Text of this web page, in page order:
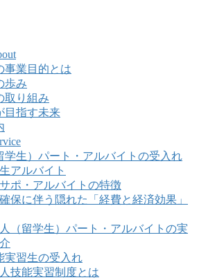
事業目的とは
歩み
取り組み
目指す未来
学生）パート・アルバイトの受入れ
アルバイト
ポ・アルバイトの特徴
保に伴う隠れた「経費と経済効果」
（留学生）パート・アルバイトの実
実習生の受入れ
技能実習制度とは